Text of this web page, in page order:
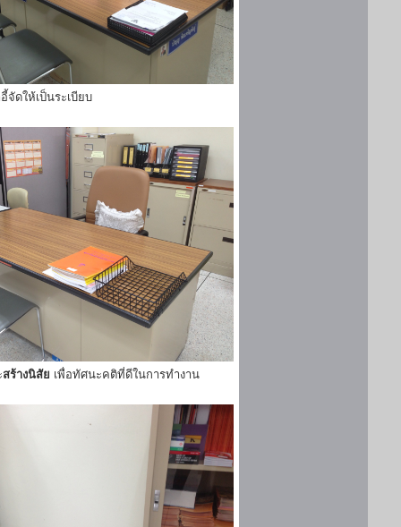
จัดให้เป็นระเบียบ
สร้างนิสัย เพื่อทัศนะคติที่ดีในการทำงาน